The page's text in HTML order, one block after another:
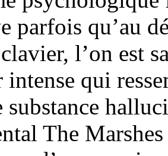
parfois qu’au
l’on est
intense qui
substance
The